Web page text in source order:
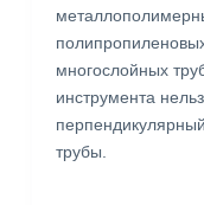
многослойных
инструмента
трубы.